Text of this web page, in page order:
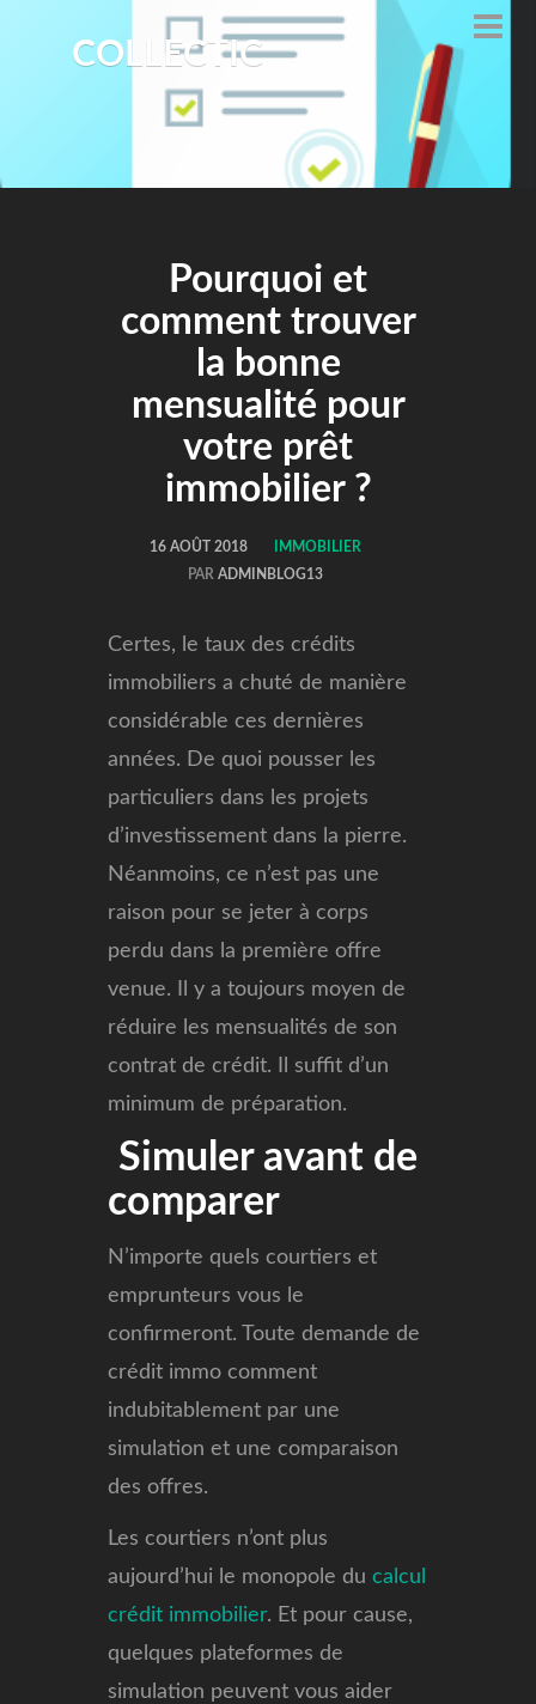
COLLECTIC
Pourquoi et
comment trouver
la bonne
mensualité pour
votre prêt
immobilier ?
16 AOÛT 2018
IMMOBILIER
PAR ADMINBLOG13
Certes, le taux des crédits
immobiliers a chuté de manière
considérable ces dernières
années. De quoi pousser les
particuliers dans les projets
d’investissement dans la pierre.
Néanmoins, ce n’est pas une
raison pour se jeter à corps
perdu dans la première offre
venue.
Il y a toujours moyen de
réduire les mensualités de son
contrat de crédit. Il suffit d’un
minimum de préparation.
Simuler avant de
comparer
N’importe quels courtiers et
emprunteurs vous le
confirmeront. Toute demande de
crédit immo comment
indubitablement par une
simulation et une comparaison
des offres.
Les courtiers n’ont plus
aujourd’hui le monopole du calcul
crédit immobilier. Et pour cause,
quelques plateformes de
simulation peuvent vous aider